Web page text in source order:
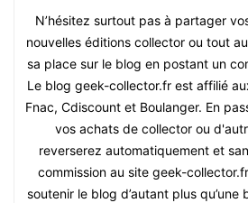
N’hésitez surtout pas à partager
nouvelles éditions collector ou tout
sa place sur le blog en postant un
Le blog geek-collector.fr est affilié
Fnac, Cdiscount et Boulanger. En
vos achats de collector ou
reverserez automatiquement et
commission au site geek-
soutenir le blog d’autant plus